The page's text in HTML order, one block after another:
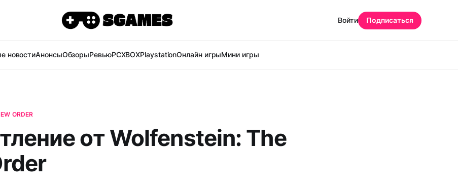
новостиАнонсыОбзорыРевьюPCXBOXPlaystationОнлайн игрыМини игры
Войти Подписаться
ORDER
от Wolfenstein: The